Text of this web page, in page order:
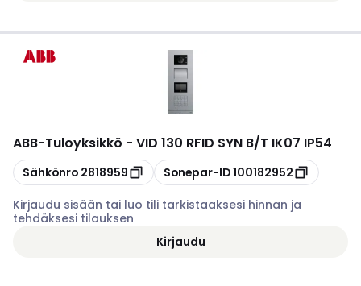
ABB-Tuloyksikkö - VID 130 RFID SYN B/T IK07 IP54
Kopioi
Sähkönro 2818959 Kopioi
Sonepar-ID100182952
Kirjaudu sisään tai luo tili tarkistaaksesi hinnan ja
tehdäksesi tilauksen
Kirjaudu